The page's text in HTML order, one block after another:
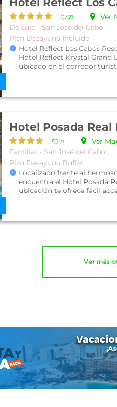
Hotel Reflect Los
21
Ver
De Lujo - San José del Cabo
Plan Desayuno Incluido
Hotel Reflect Los Cabos
Hotel Reflect Krystal Grand
ubicado en el corredor
Hotel Posada Real
21
Ver
Familiar - San José del Cabo
Plan Desayuno Buffet
Localizado frente al
encuentra el Hotel Posada
ubicación te ofrece fácil
Ver más